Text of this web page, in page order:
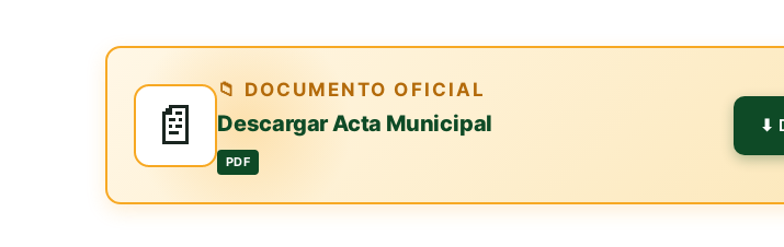
📄
📁 DOCUMENTO OFICIAL
Descargar Acta Municipal
PDF
⬇